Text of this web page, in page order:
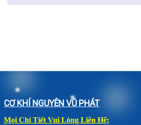
CƠ KHÍ NGUYÊN VŨ PHÁT
Mọi Chi Tiết Vui Lòng Liên Hệ: